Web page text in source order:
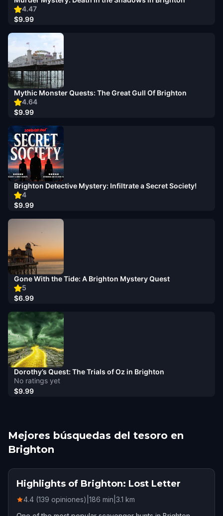
4.47
$9.99
4.64
Mythic Monster Quests: The Great Gull Of Brighton
$9.99
4
Brighton Detective Mystery: Infiltrate a Secret Society!
$9.99
5
Gone With the Tide: A Brighton Mystery Quest
$6.99
No ratings yet
Dorothy’s Quest: The Trials of Oz in Brighton
$9.99
Mejores búsquedas del tesoro en
Brighton
Highlights of Brighton: Lost Letter
4.4 (139 opiniones) 186 min 3.1 km